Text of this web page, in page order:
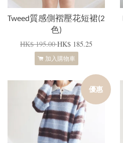
Tweed質感側褶壓花短裙(2
色)
HK$ 195.00HK$ 185.25
加入購物車
優惠